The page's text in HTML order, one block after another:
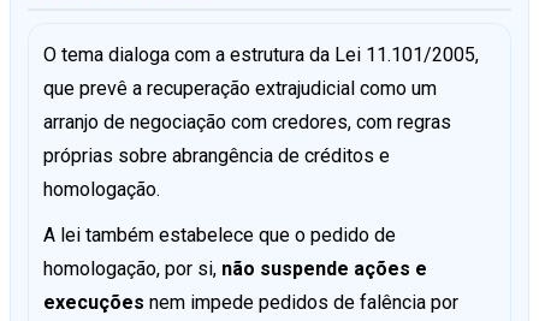
O tema dialoga com a estrutura da Lei 11.101/2005,
que prevê a recuperação extrajudicial como um
arranjo de negociação com credores, com regras
próprias sobre abrangência de créditos e
homologação.
A lei também estabelece que o pedido de
homologação, por si, não suspende ações e
execuções nem impede pedidos de falência por